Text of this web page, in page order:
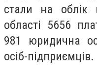
стали на облік
області 5656
981 юридична
осіб-підприємців.